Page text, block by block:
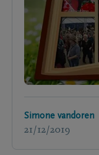
Simone vandoren
21/12/2019